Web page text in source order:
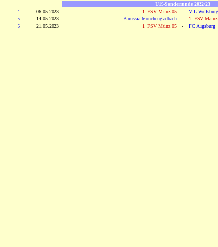
U19-Sonderrunde 2022/23
4
06.05.2023 1. FSV Mainz 05 -
VfL Wolfsburg
5
14.05.2023 Borussia Mönchengladbach -
1. FSV Mainz
6
21.05.2023 1. FSV Mainz 05 - FC Augsburg